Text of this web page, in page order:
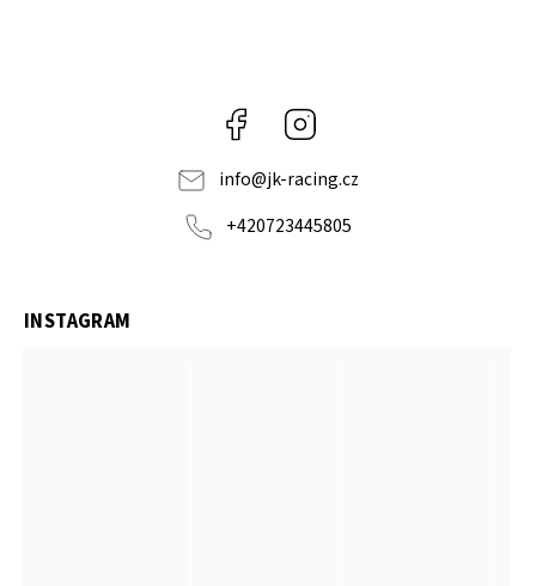
Facebook
info@jk-racing.cz
+420723445805
INSTAGRAM